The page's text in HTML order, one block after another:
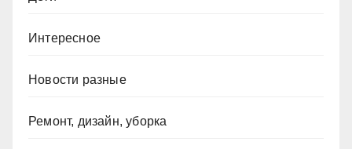
Интересное
Новости разные
Ремонт, дизайн, уборка